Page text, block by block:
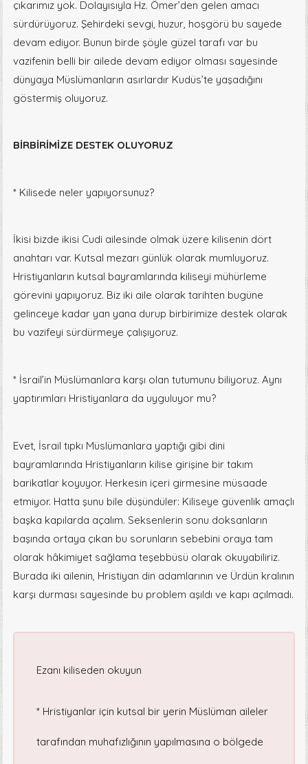
çıkarımız yok. Dolayısıyla Hz. Ömer’den gelen amacı
sürdürüyoruz. Şehirdeki sevgi, huzur, hoşgörü bu sayede
devam ediyor. Bunun birde şöyle güzel tarafı var bu
vazifenin belli bir ailede devam ediyor olması sayesinde
dünyaya Müslümanların asırlardır Kudüs’te yaşadığını
göstermiş oluyoruz.
BİRBİRİMİZE DESTEK OLUYORUZ
* Kilisede neler yapıyorsunuz?
İkisi bizde ikisi Cudi ailesinde olmak üzere kilisenin dört
anahtarı var. Kutsal mezarı günlük olarak mumluyoruz.
Hristiyanların kutsal bayramlarında kiliseyi mühürleme
görevini yapıyoruz. Biz iki aile olarak tarihten bugüne
gelinceye kadar yan yana durup birbirimize destek olarak
bu vazifeyi sürdürmeye çalışıyoruz.
* İsrail’in Müslümanlara karşı olan tutumunu biliyoruz. Aynı
yaptırımları Hristiyanlara da uyguluyor mu?
Evet, İsrail tıpkı Müslümanlara yaptığı gibi dini
bayramlarında Hristiyanların kilise girişine bir takım
barikatlar koyuyor. Herkesin içeri girmesine müsaade
etmiyor. Hatta şunu bile düşündüler: Kiliseye güvenlik amaçlı
başka kapılarda açalım. Seksenlerin sonu doksanların
başında ortaya çıkan bu sorunların sebebini oraya tam
olarak hâkimiyet sağlama teşebbüsü olarak okuyabiliriz.
Burada iki ailenin, Hristiyan din adamlarının ve Ürdün kralının
karşı durması sayesinde bu problem aşıldı ve kapı açılmadı.
Ezanı kiliseden okuyun
* Hristiyanlar için kutsal bir yerin Müslüman aileler
tarafından muhafızlığının yapılmasına o bölgede